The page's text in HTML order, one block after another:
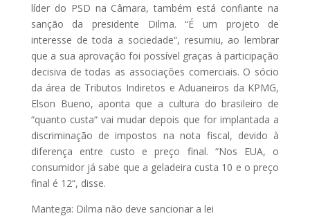
líder do PSD na Câmara, também está confiante na
sanção da presidente Dilma. “É um projeto de
interesse de toda a sociedade“, resumiu, ao lembrar
que a sua aprovação foi possível graças à participação
decisiva de todas as associações comerciais. O sócio
da área de Tributos Indiretos e Aduaneiros da KPMG,
Elson Bueno, aponta que a cultura do brasileiro de
“quanto custa“ vai mudar depois que for implantada a
discriminação de impostos na nota fiscal, devido à
diferença entre custo e preço final. “Nos EUA, o
consumidor já sabe que a geladeira custa 10 e o preço
final é 12“, disse.
Mantega: Dilma não deve sancionar a lei